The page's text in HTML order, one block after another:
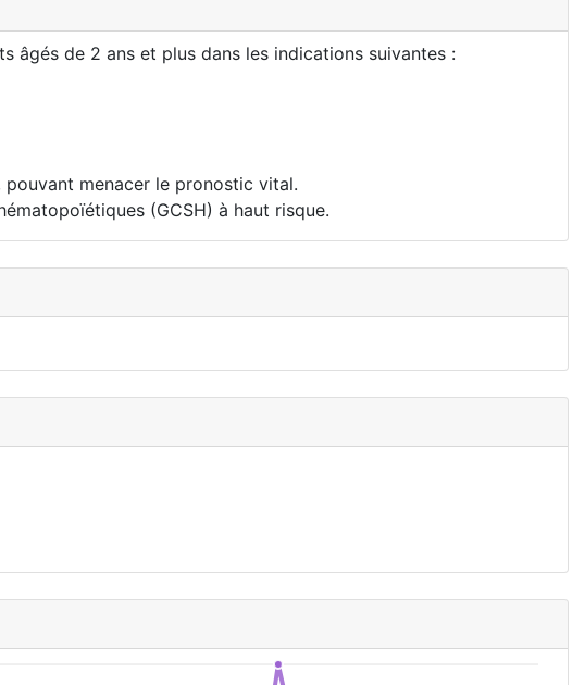
âgés de 2 ans et plus dans les indications suivantes :
menacer le pronostic vital.
(GCSH) à haut risque.